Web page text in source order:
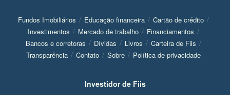
Fundos Imobiliários Educação financeira
Cartão de crédito
Investimentos
Mercado de trabalho
Financiamentos
Bancos e corretoras
Dívidas Livros
Carteira de Fiis
Transparência
Contato Sobre Política de privacidade
Investidor de Fiis